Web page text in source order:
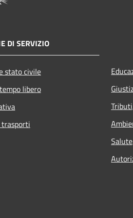
DI SERVIZIO
stato civile
libero